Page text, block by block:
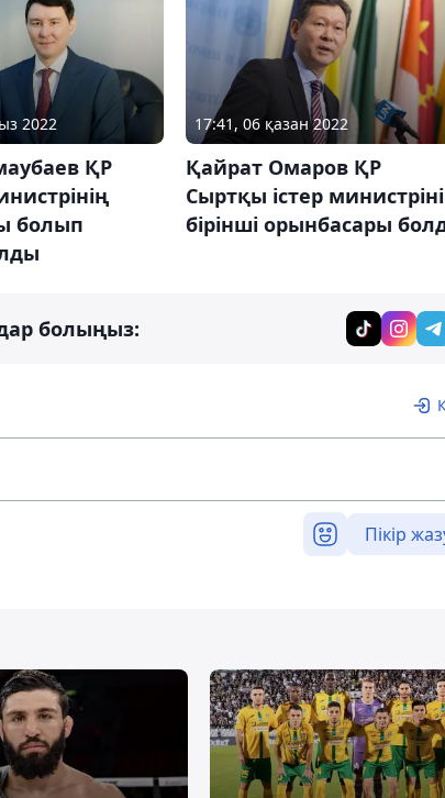
2022
ҚР
болып
17:41, 06 қазан 2022
Қайрат Омаров ҚР
Сыртқы істер
бірінші орынбасары
болыңыз:
Пікір